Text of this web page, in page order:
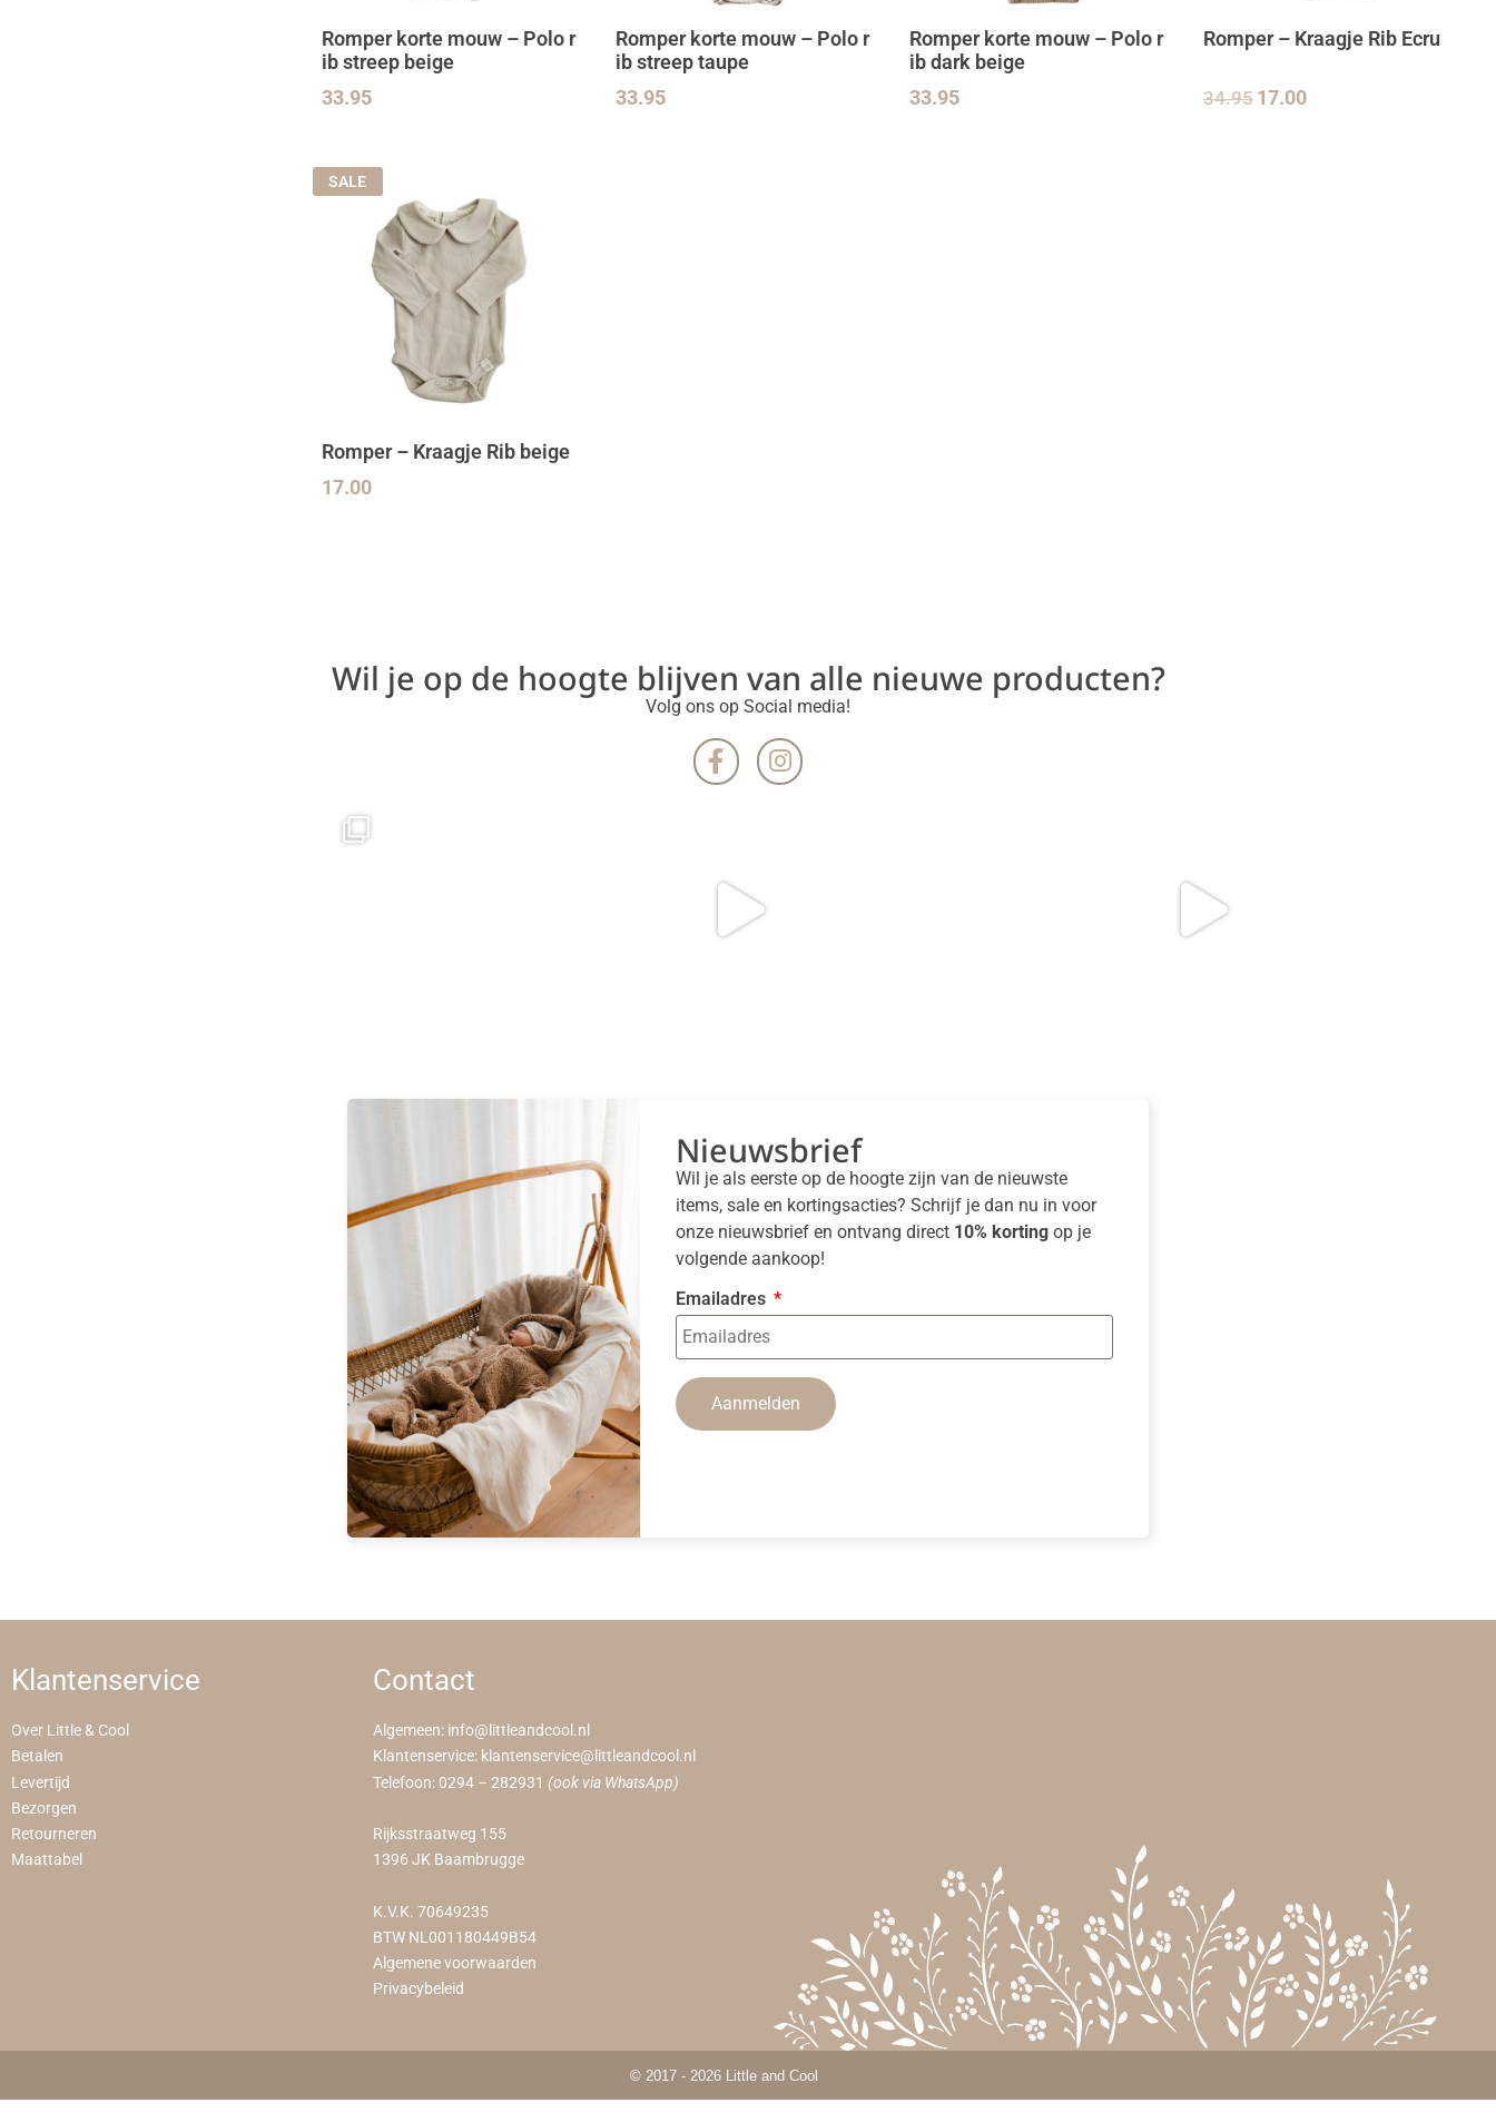
Romper korte mouw – Polo r
ib streep beige
33.95
Romper korte mouw – Polo r
ib streep taupe
33.95
Romper korte mouw – Polo r
ib dark beige
33.95
Romper – Kraagje Rib Ecru
34.95 17.00
SALE
Romper – Kraagje Rib beige
17.00
Wil je op de hoogte blijven van alle nieuwe producten?
Volg ons op Social media!
Nieuwsbrief
Wil je als eerste op de hoogte zijn van de nieuwste
items, sale en kortingsacties? Schrijf je dan nu in voor
onze nieuwsbrief en ontvang direct 10% kortingop je
volgende aankoop!
Emailadres
Aanmelden
Klantenservice
Over Little & Cool
Betalen
Levertijd
Bezorgen
Retourneren
Maattabel
Contact
Algemeen: info@littleandcool.nl
Klantenservice: klantenservice@littleandcool.nl
Telefoon: 0294 – 282931 (ook via WhatsApp)
Rijksstraatweg 155
1396 JK Baambrugge
K.V.K. 70649235
BTW NL001180449B54
Algemene voorwaarden
Privacybeleid
© 2017 - 2026 Little and Cool